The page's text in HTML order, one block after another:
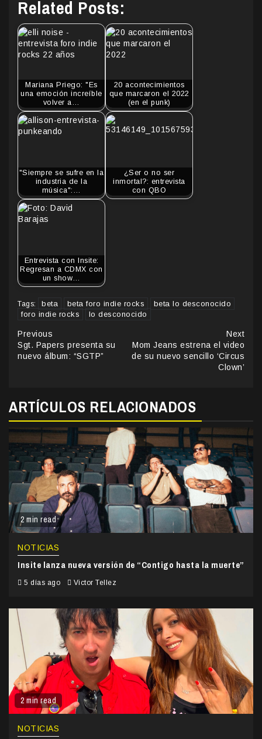
Related Posts:
Mariana Priego: "Es
una emoción increíble
volver a…
20 acontecimientos
que marcaron el 2022
(en el punk)
"Siempre se sufre en la
industria de la
música":…
¿Ser o no ser
inmortal?: entrevista
con QBO
Entrevista con Insite:
Regresan a CDMX con
un show…
Tags: beta beta foro indie rocks
beta lo desconocido
foro indie rocks
lo desconocido
Continue
Reading
Previous
Sgt. Papers presenta su
nuevo álbum: “SGTP”
Next
Mom Jeans estrena el video
de su nuevo sencillo ‘Circus
Clown’
ARTÍCULOS RELACIONADOS
2 min read
NOTICIAS
Insite lanza nueva versión de “Contigo hasta la muerte”
5 días ago Victor Tellez
2 min read
NOTICIAS